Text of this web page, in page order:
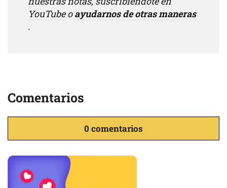
YouTubeoayudarnos de otras maneras
.
Comentarios
0 comentarios